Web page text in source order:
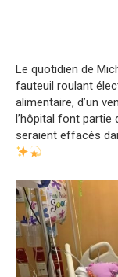
Le quotidien de
fauteuil roulant
alimentaire, d’un
l’hôpital font partie
seraient effacés